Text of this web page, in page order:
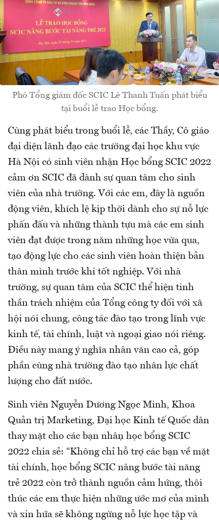
Phó Tổng giám đốc SCIC Lê Thanh Tuấn phát biểu
tại buổi lễ trao Học bổng.
Cùng phát biểu trong buổi lễ, các Thầy, Cô giáo
đại diện lãnh đạo các trường đại học khu vực
Hà Nội có sinh viên nhận Học bổng SCIC 2022
cảm ơn SCIC đã dành sự quan tâm cho sinh
viên của nhà trường. Với các em, đây là nguồn
động viên, khích lệ kịp thời dành cho sự nỗ lực
phấn đấu và những thành tựu mà các em sinh
viên đạt được trong năm những học vừa qua,
tạo động lực cho các sinh viên hoàn thiện bản
thân mình trước khi tốt nghiệp. Với nhà
trường, sự quan tâm của SCIC thể hiện tinh
thần trách nhiệm của Tổng công ty đối với xã
hội nói chung, công tác đào tạo trong lĩnh vực
kinh tế, tài chính, luật và ngoại giao nói riêng.
Điều này mang ý nghĩa nhân văn cao cả, góp
phần cùng nhà trường đào tạo nhân lực chất
lượng cho đất nước.
Sinh viên Nguyễn Dương Ngọc Minh, Khoa
Quản trị Marketing, Đại học Kinh tế Quốc dân
thay mặt cho các bạn nhận học bổng SCIC
2022 chia sẻ: “Không chỉ hỗ trợ các bạn về mặt
tài chính, học bổng SCIC nâng bước tài năng
trẻ 2022 còn trở thành nguồn cảm hứng, thôi
thúc các em thực hiện những ước mơ của mình
và xin hứa sẽ không ngừng nỗ lực học tập và